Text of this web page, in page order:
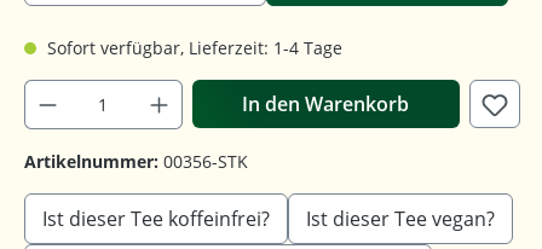
Sofort verfügbar, Lieferzeit: 1-4 Tage
In den Warenkorb
Artikelnummer: 00356-STK
Ist dieser Tee koffeinfrei?
Ist dieser Tee vegan?